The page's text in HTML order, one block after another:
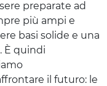
preparate ad
più ampi e
basi solide e una
È quindi
il futuro: le